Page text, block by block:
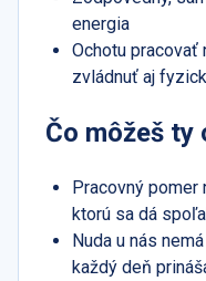
energia
Ochotu pracovať
zvládnuť aj
Čo môžeš ty
Pracovný pomer
ktorú sa dá
Nuda u nás
každý deň